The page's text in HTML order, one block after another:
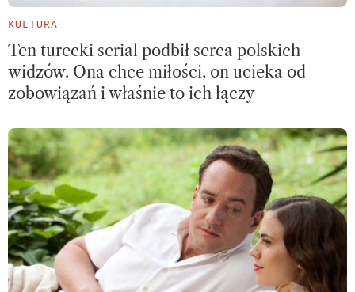
KULTURA
Ten turecki serial podbił serca polskich
widzów. Ona chce miłości, on ucieka od
zobowiązań i właśnie to ich łączy